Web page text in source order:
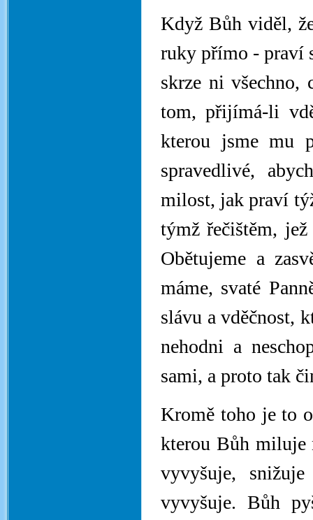
Když Bůh viděl,
ruky přímo - praví
skrze ni všechno,
tom, přijímá-li
kterou jsme mu
spravedlivé,
milost, jak praví
týmž řečištěm,
Obětujeme a
máme, svaté
slávu a vděčnost,
nehodni a
sami, a proto tak
Kromě toho je to
kterou Bůh miluje
vyvyšuje,
vyvyšuje. Bůh